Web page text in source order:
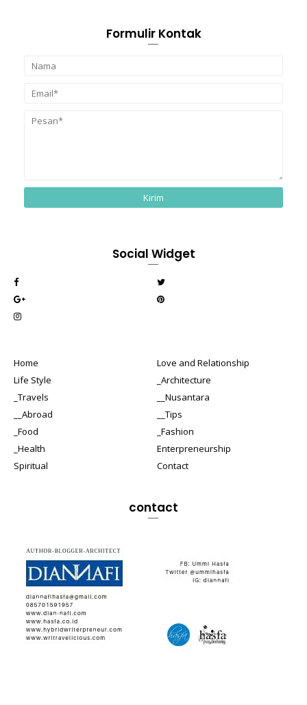
Formulir Kontak
Social Widget
Home
Love and Relationship
Life Style
_Architecture
_Travels
__Nusantara
__Abroad
__Tips
_Food
_Fashion
_Health
Enterpreneurship
Spiritual
Contact
contact